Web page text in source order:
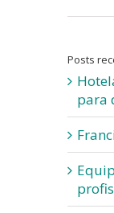
Posts
para